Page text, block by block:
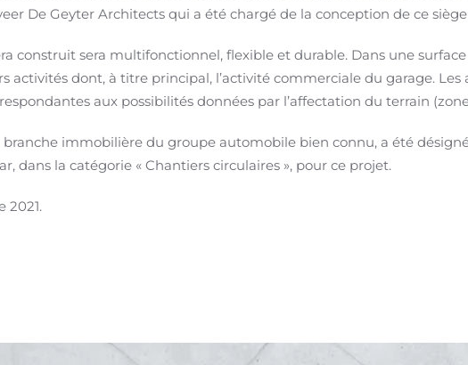
De Geyter Architects qui a été chargé de la conception de ce
construit sera multifonctionnel, flexible et durable. Dans une surface
activités dont, à titre principal, l’activité commerciale du garage. Les
aux possibilités données par l’affectation du terrain
branche immobilière du groupe automobile bien connu, a été
dans la catégorie « Chantiers circulaires », pour ce projet.
2021.